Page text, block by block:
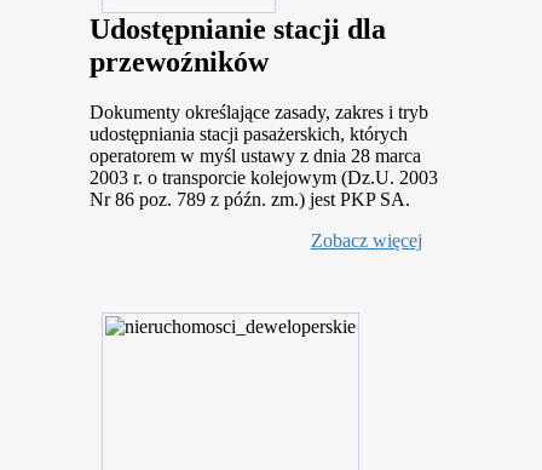
Udostępnianie stacji dla
przewoźników
Dokumenty określające zasady, zakres i tryb
udostępniania stacji pasażerskich, których
operatorem w myśl ustawy z dnia 28 marca
2003 r. o transporcie kolejowym (Dz.U. 2003
Nr 86 poz. 789 z późn. zm.) jest PKP SA.
Zobacz więcej